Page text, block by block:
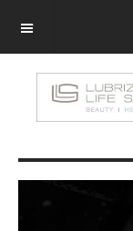
OFF CANVAS